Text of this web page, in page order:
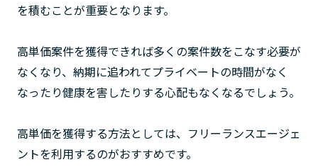
を積むことが重要となります。
高単価案件を獲得できれば多くの案件数をこなす必要が
なくなり、納期に追われてプライベートの時間がなく
なったり健康を害したりする心配もなくなるでしょう。
高単価を獲得する方法としては、フリーランスエージェ
ントを利用するのがおすすめです。